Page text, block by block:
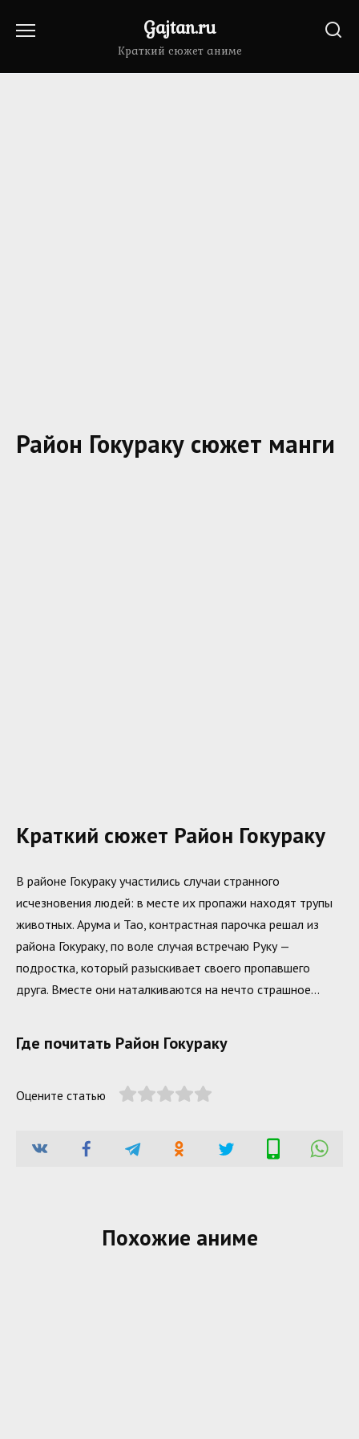
Gajtan.ru
Краткий сюжет аниме
Район Гокураку сюжет манги
Краткий сюжет Район Гокураку
В районе Гокураку участились случаи странного
исчезновения людей: в месте их пропажи находят трупы
животных. Арума и Тао, контрастная парочка решал из
района Гокураку, по воле случая встречаю Руку —
подростка, который разыскивает своего пропавшего
друга. Вместе они наталкиваются на нечто страшное…
Где почитать Район Гокураку
Оцените статью
Похожие аниме